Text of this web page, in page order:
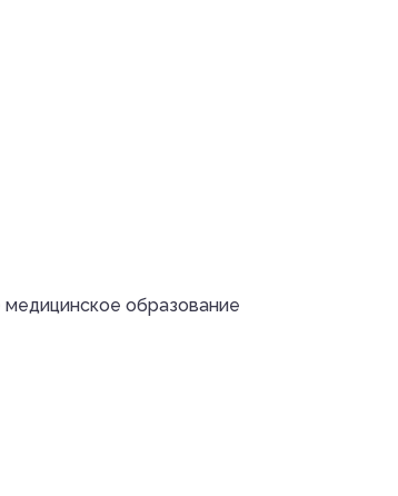
образование